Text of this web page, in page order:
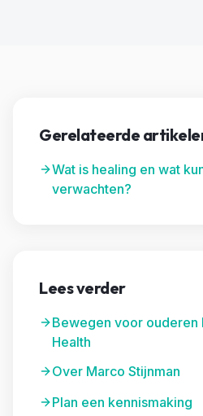
Gerelateerde
Wat is healing en wat
verwachten?
Lees verder
Bewegen voor ouderen
Health
Over Marco Stijnman
Plan een kennismaking